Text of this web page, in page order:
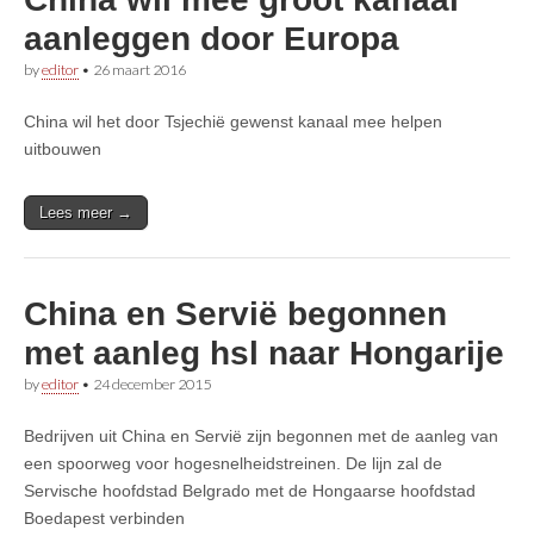
aanleggen door Europa
byeditor • 26 maart 2016
China wil het door Tsjechië gewenst kanaal mee helpen
uitbouwen
Lees meer →
China en Servië begonnen
met aanleg hsl naar Hongarije
byeditor • 24 december 2015
Bedrijven uit China en Servië zijn begonnen met de aanleg van
een spoorweg voor hogesnelheidstreinen. De lijn zal de
Servische hoofdstad Belgrado met de Hongaarse hoofdstad
Boedapest verbinden